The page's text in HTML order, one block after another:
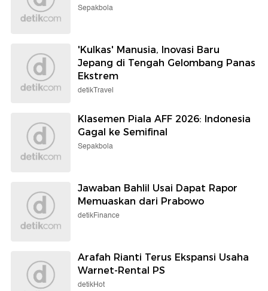
Sepakbola
'Kulkas' Manusia, Inovasi Baru
Jepang di Tengah Gelombang Panas
Ekstrem
detikTravel
Klasemen Piala AFF 2026: Indonesia
Gagal ke Semifinal
Sepakbola
Jawaban Bahlil Usai Dapat Rapor
Memuaskan dari Prabowo
detikFinance
Arafah Rianti Terus Ekspansi Usaha
Warnet-Rental PS
detikHot